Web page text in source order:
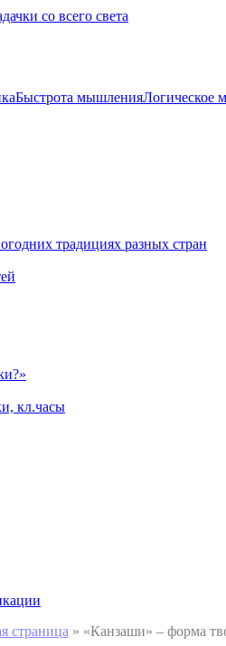
со всего света
Быстрота мышленияЛогическое
традициях разных стран
кл.часы
страница » «Канзаши» – форма